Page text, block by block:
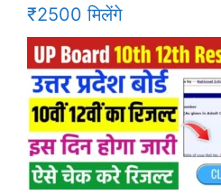
₹2500 मिलेंगे